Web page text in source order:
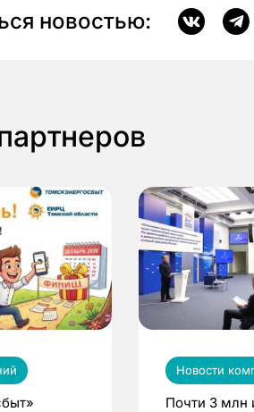
новостью:
Новости
Почти 3 млн